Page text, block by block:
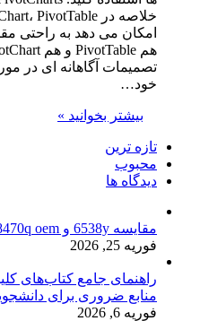
امکان می دهد به راحتی
تصمیمات آگاهانه ای در
خود…
بیشتر بخوانید »
تازه ترین
محبوب
دیدگاه ها
مقایسه 6538y و intel xeon platinum 8470q oem
فوریه 25, 2026
راهنمای جامع کتاب‌های
منابع ضروری برای
فوریه 6, 2026